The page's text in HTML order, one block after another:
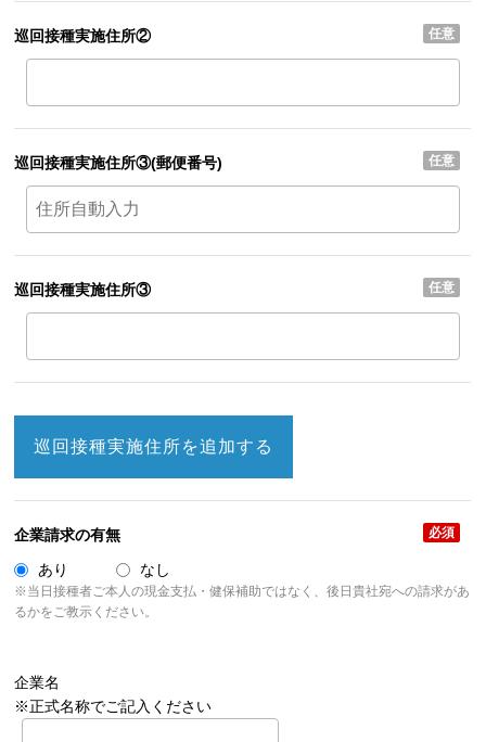
巡回接種実施住所② 任意
巡回接種実施住所③(郵便番号) 任意
巡回接種実施住所③ 任意
巡回接種実施住所を追加する
企業請求の有無 必須
あり なし
※当日接種者ご本人の現金支払・健保補助ではなく、後日貴社宛への請求があ
るかをご教示ください。
企業名
※正式名称でご記入ください